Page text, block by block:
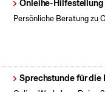
Onleihe-
Persönliche Beratung zu
Sprechstunde für die